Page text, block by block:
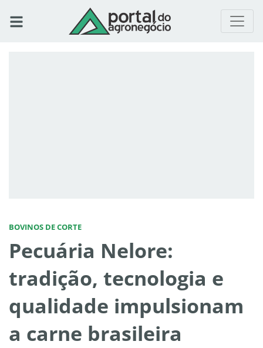
BOVINOS DE CORTE
Pecuária Nelore:
tradição, tecnologia e
qualidade impulsionam
a carne brasileira